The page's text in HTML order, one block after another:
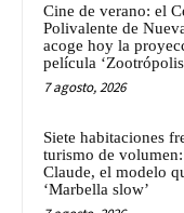
Cine de verano: el
Polivalente de
acoge hoy la
película
7 agosto, 2026
Siete habitaciones
turismo de
Claude, el modelo
‘Marbella slow’